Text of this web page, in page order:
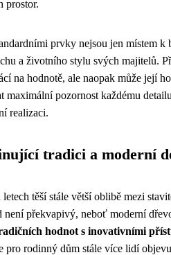
prostor.
prvky nejsou jen místem k
a životního stylu svých majitelů.
na hodnotě, ale naopak může její
maximální pozornost každému
realizaci.
tradici a moderní
těší stále větší oblibě mezi
není překvapivý, neboť moderní
hodnot s inovativními
pro rodinný dům stále více lidí